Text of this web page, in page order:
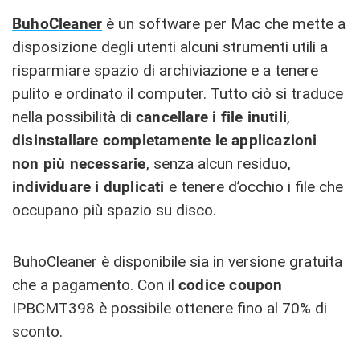
BuhoCleaner è un software per Mac che mette a
disposizione degli utenti alcuni strumenti utili a
risparmiare spazio di archiviazione e a tenere
pulito e ordinato il computer. Tutto ciò si traduce
nella possibilità di cancellare i file inutili,
disinstallare completamente le applicazioni
non più necessarie, senza alcun residuo,
individuare i duplicati e tenere d’occhio i file che
occupano più spazio su disco.
BuhoCleaner è disponibile sia in versione gratuita
che a pagamento. Con il codice coupon
IPBCMT398 è possibile ottenere fino al 70% di
sconto.